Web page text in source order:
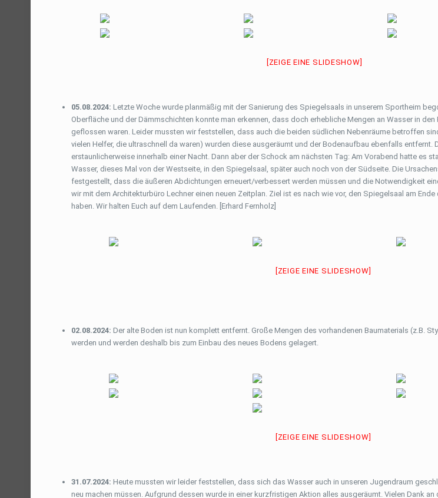
[ZEIGE EINE SLIDESHOW]
05.08.2024: Letzte Woche wurde planmäßig mit der Sanierung des Spiegelsaals in unserem Sportheim
Oberfläche und der Dämmschichten konnte man erkennen, dass doch erhebliche Mengen an Wasser in
geflossen waren. Leider mussten wir feststellen, dass auch die beiden südlichen Nebenräume betroffen
vielen Helfer, die ultraschnell da waren) wurden diese ausgeräumt und der Bodenaufbau ebenfalls entfernt.
erstaunlicherweise innerhalb einer Nacht. Dann aber der Schock am nächsten Tag: Am Vorabend hatte es
Wasser, dieses Mal von der Westseite, in den Spiegelsaal, später auch noch von der Südseite. Die
festgestellt, dass die äußeren Abdichtungen erneuert/verbessert werden müssen und die Notwendigkeit
wir mit dem Architekturbüro Lechner einen neuen Zeitplan. Ziel ist es nach wie vor, den Spiegelsaal am
haben. Wir halten Euch auf dem Laufenden. [Erhard Fernholz]
[ZEIGE EINE SLIDESHOW]
02.08.2024: Der alte Boden ist nun komplett entfernt. Große Mengen des vorhandenen Baumaterials (z.B.
werden und werden deshalb bis zum Einbau des neues Bodens gelagert.
[ZEIGE EINE SLIDESHOW]
31.07.2024: Heute mussten wir leider feststellen, dass sich das Wasser auch in unseren Jugendraum
neu machen müssen. Aufgrund dessen wurde in einer kurzfristigen Aktion alles ausgeräumt. Vielen Dank an